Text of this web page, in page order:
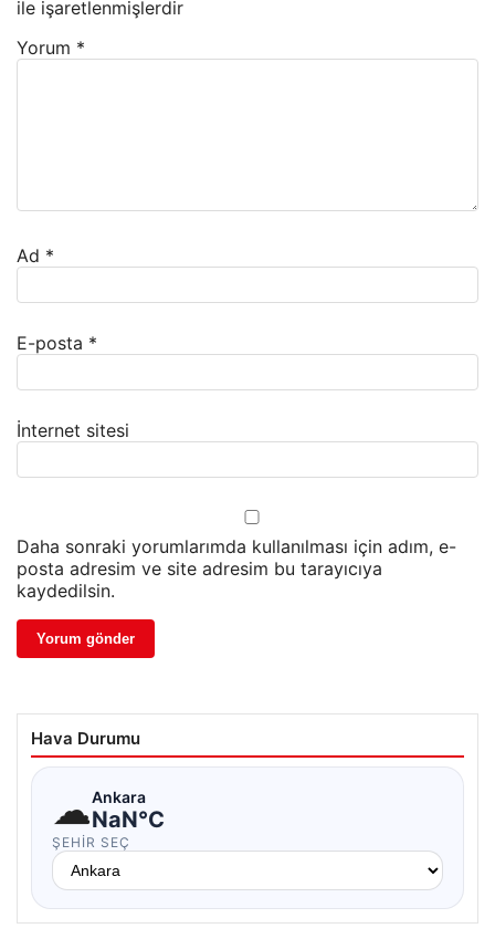
ile işaretlenmişlerdir
Yorum *
Ad *
E-posta *
İnternet sitesi
Daha sonraki yorumlarımda kullanılması için adım, e-
posta adresim ve site adresim bu tarayıcıya
kaydedilsin.
Hava Durumu
☁Ankara
NaN°C
ŞEHIR SEÇ